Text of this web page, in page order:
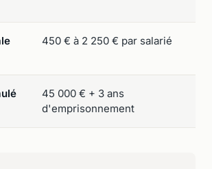
450 € à 2 250 € par salarié
45 000 € + 3 ans
d'emprisonnement